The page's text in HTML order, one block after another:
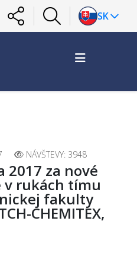
SK
NÁVŠTEVY: 3948
2017 za nové
v rukách tímu
fakulty
CHEMITEX,